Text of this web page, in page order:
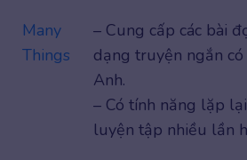
Many
Things
– Cung cấp các bài
dạng truyện ngắn
Anh.
– Có tính năng lặp
luyện tập nhiều lần